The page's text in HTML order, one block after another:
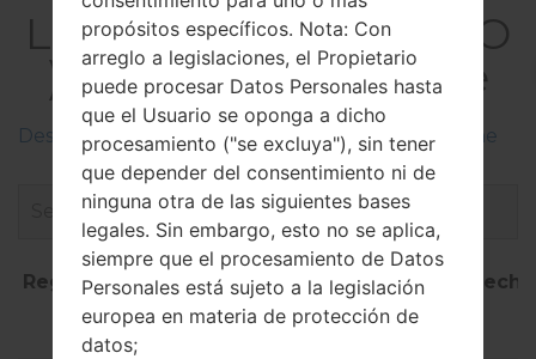
LGP350GO(LGP350GO
) akaLG Optimus Me
Descripciones de regiones firmwares de LG Phone
Región
Nombre
de
OS Talla Fecha
propósitos específicos. Nota: Con
arreglo a legislaciones, el Propietario
puede procesar Datos Personales hasta
que el Usuario se oponga a dicho
procesamiento ("se excluya"), sin tener
que depender del consentimiento ni de
ninguna otra de las siguientes bases
legales. Sin embargo, esto no se aplica,
siempre que el procesamiento de Datos
Personales está sujeto a la legislación
europea en materia de protección de
datos;